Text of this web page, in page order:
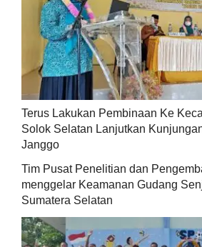
Terus Lakukan Pembinaan Ke
Solok Selatan Lanjutkan
Janggo
Tim Pusat Penelitian dan
menggelar Keamanan Gudang
Sumatera Selatan